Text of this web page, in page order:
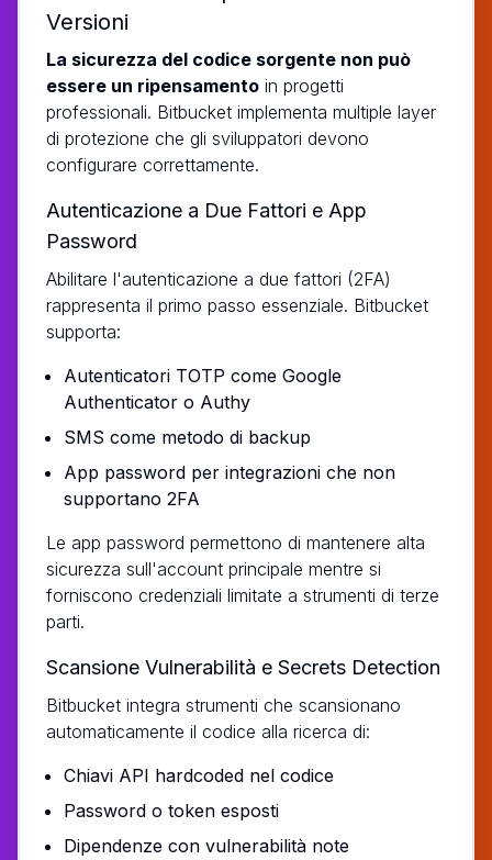
Versioni
La sicurezza del codice sorgente non può
essere un ripensamento in progetti
professionali. Bitbucket implementa multiple layer
di protezione che gli sviluppatori devono
configurare correttamente.
Autenticazione a Due Fattori e App
Password
Abilitare l'autenticazione a due fattori (2FA)
rappresenta il primo passo essenziale. Bitbucket
supporta:
Autenticatori TOTP come Google
Authenticator o Authy
SMS come metodo di backup
App password per integrazioni che non
supportano 2FA
Le app password permettono di mantenere alta
sicurezza sull'account principale mentre si
forniscono credenziali limitate a strumenti di terze
parti.
Scansione Vulnerabilità e Secrets Detection
Bitbucket integra strumenti che scansionano
automaticamente il codice alla ricerca di:
Chiavi API hardcoded nel codice
Password o token esposti
Dipendenze con vulnerabilità note